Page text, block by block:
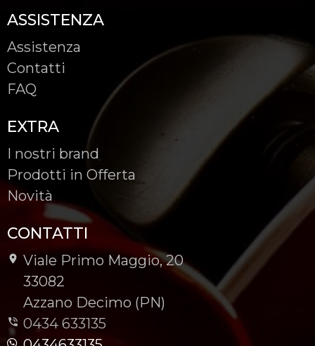
ASSISTENZA
Assistenza
Contatti
FAQ
EXTRA
I nostri brand
Prodotti in Offerta
Novità
CONTATTI
Viale Primo Maggio, 20
-
33082
-
Azzano Decimo (PN)
0434 633135